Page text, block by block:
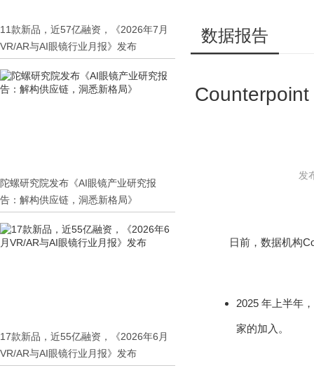
11款新品，近57亿融资，《2026年7月
VR/AR与AI眼镜行业月报》发布
陀螺研究院发布《AI眼镜产业研究报
告：解构供应链，洞悉新格局》
17款新品，近55亿融资，《2026年6月
VR/AR与AI眼镜行业月报》发布
数据报告
发
日前，数据机构
2025 年上半年
家的加入。